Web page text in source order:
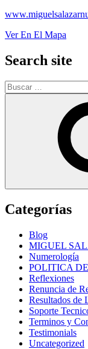
Ver En El Mapa
Search site
Buscar
por:
Categorías
Blog
MIGUEL
Numerología
POLITICA
Reflexiones
Renuncia de
Resultados de
Soporte
Terminos y
Testimonials
Uncategorized